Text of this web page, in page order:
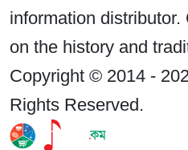
information
on the history and
Copyright © 2014 - 2026
Rights Reserved.